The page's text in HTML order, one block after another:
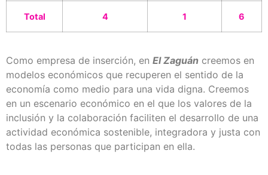
Total 4 1 6
Como empresa de inserción, en El Zaguán creemos en
modelos económicos que recuperen el sentido de la
economía como medio para una vida digna. Creemos
en un escenario económico en el que los valores de la
inclusión y la colaboración faciliten el desarrollo de una
actividad económica sostenible, integradora y justa con
todas las personas que participan en ella.